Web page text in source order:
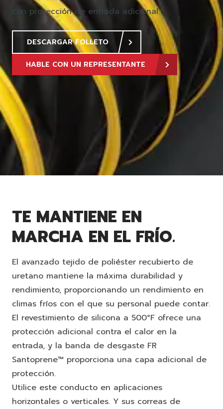
con protección de entrada adicional.
DESCARGAR FOLLETO
HABLE CON UN REPRESENTANTE
TE MANTIENE EN
MARCHA EN EL FRÍO.
El avanzado tejido de poliéster recubierto de
uretano mantiene la máxima durabilidad y
rendimiento, proporcionando un rendimiento en
climas fríos con el que su personal puede contar.
El revestimiento de silicona a 500°F ofrece una
protección adicional contra el calor en la
entrada, y la banda de desgaste FR
Santoprene™ proporciona una capa adicional de
protección.
Utilice este conducto en aplicaciones
horizontales o verticales. Y sus correas de